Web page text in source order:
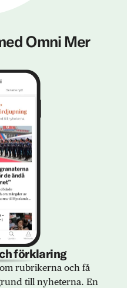
Omni Mer
förklaring
rubrikerna och få
till nyheterna. En